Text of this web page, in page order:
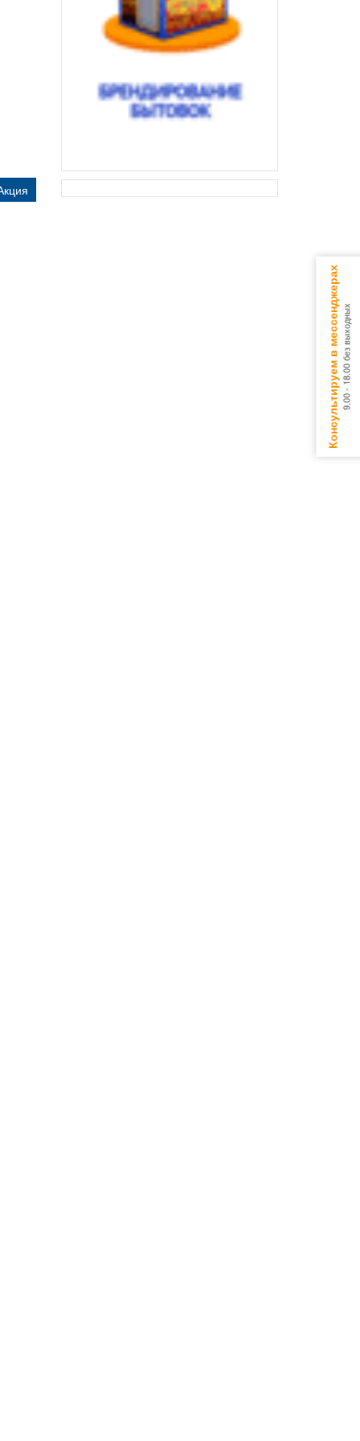
Консультируем в мессенджерах9.00 - 18.00 без выходных